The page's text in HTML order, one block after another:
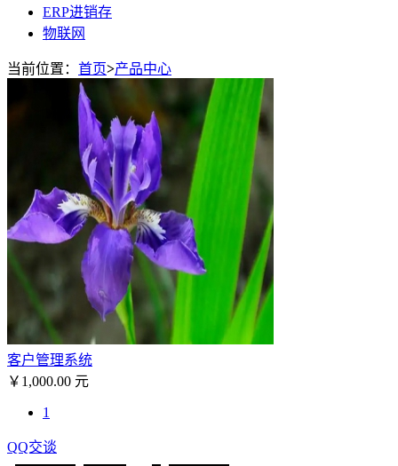
ERP进销存
物联网
当前位置： 首页>产品中心
客户管理系统
￥1,000.00 元
1
QQ交谈